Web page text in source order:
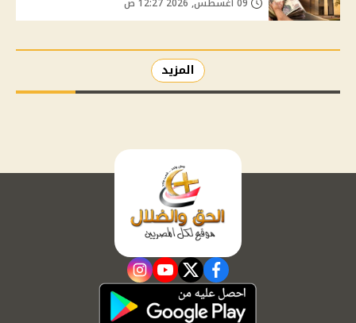
المزيد
facebook
twitter
youtube
instagram